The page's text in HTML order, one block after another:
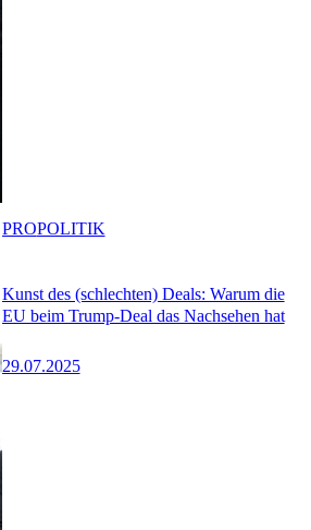
Kunst des (schlechten) Deals: Warum die
EU beim Trump-Deal das Nachsehen hat
29.07.2025
PROPOLITIK